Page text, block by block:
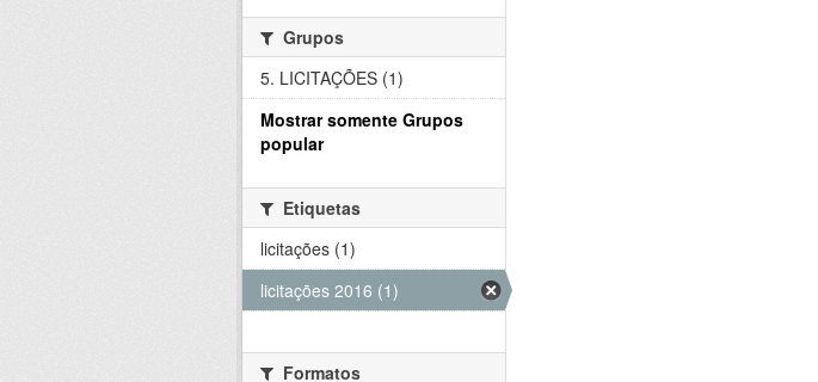
Grupos
5. LICITAÇÕES (1)
Mostrar somente Grupos
popular
Etiquetas
licitações (1)
licitações 2016 (1)
Formatos